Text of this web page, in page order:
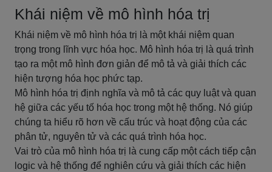
Khái niệm về mô hình hóa trị
Khái niệm về mô hình hóa trị là một khái niệm quan
trọng trong lĩnh vực hóa học. Mô hình hóa trị là quá trình
tạo ra một mô hình đơn giản để mô tả và giải thích các
hiện tượng hóa học phức tạp.
Mô hình hóa trị định nghĩa và mô tả các quy luật và quan
hệ giữa các yếu tố hóa học trong một hệ thống. Nó giúp
chúng ta hiểu rõ hơn về cấu trúc và hoạt động của các
phân tử, nguyên tử và các quá trình hóa học.
Vai trò của mô hình hóa trị là cung cấp một cách tiếp cận
logic và hệ thống để nghiên cứu và giải thích các hiện